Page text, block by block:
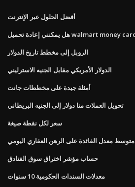
أفضل الحلول عبر الإنترنت
الروبل إلى مخطط تاريخ الدولار
الدولار الأمريكي مقابل الجنيه الاسترليني
أمثلة جيدة على مخططات جانت
تحويل العملات منا دولار إلى الجنيه البريطاني
سعر لكل نقطة صيغة
متوسط ​​معدل الفائدة على الرهن العقاري اليومي
حساب مؤشر اختراق سوق الفنادق
معدلات السندات الحكومية 10 سنوات